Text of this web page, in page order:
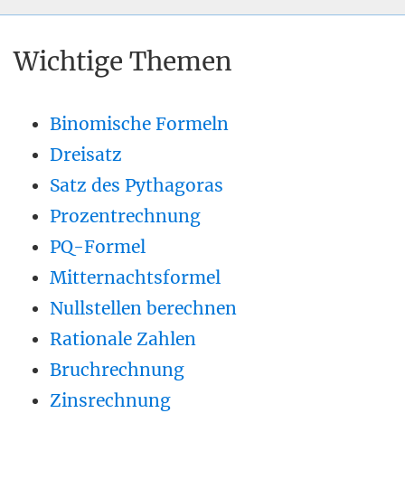
Wichtige Themen
Binomische Formeln
Dreisatz
Satz des Pythagoras
Prozentrechnung
PQ-Formel
Mitternachtsformel
Nullstellen berechnen
Rationale Zahlen
Bruchrechnung
Zinsrechnung